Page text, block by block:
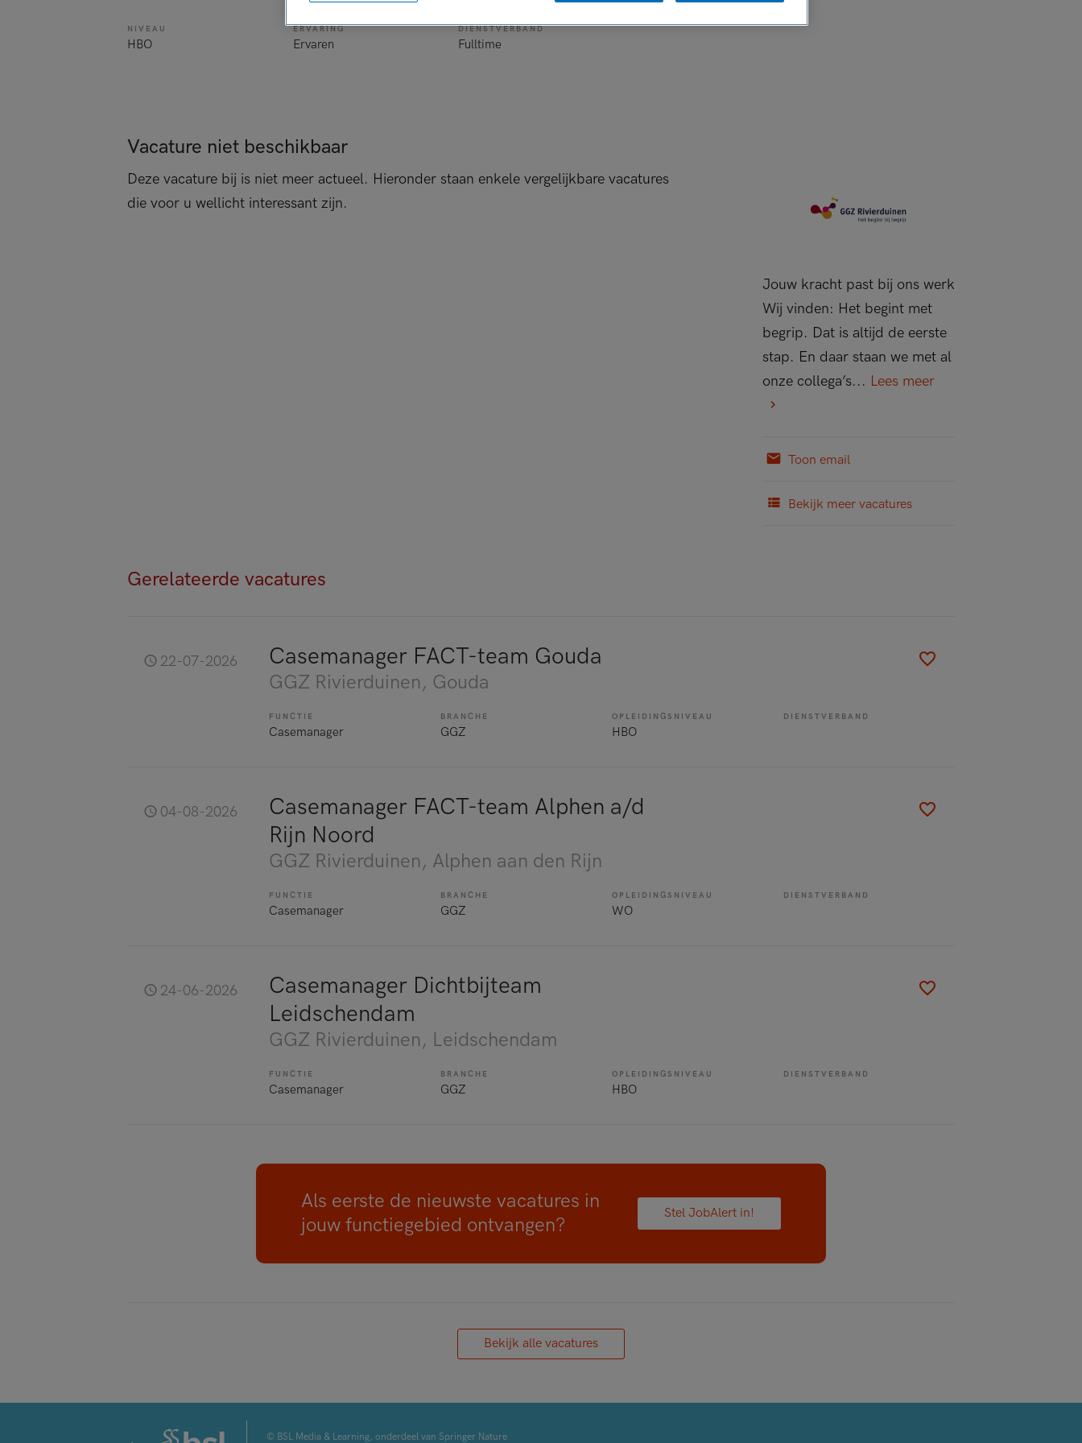
NIVEAU
HBO
ERVARING
Ervaren
DIENSTVERBAND
Fulltime
Vacature niet beschikbaar
Deze vacature bij is niet meer actueel. Hieronder staan enkele vergelijkbare vacatures
die voor u wellicht interessant zijn.
Jouw kracht past bij ons werk
Wij vinden: Het begint met
begrip. Dat is altijd de eerste
stap. En daar staan we met al
onze collega’s... Lees meer
Toon email
Bekijk meer vacatures
Gerelateerde vacatures
22-07-2026 Casemanager FACT-team Gouda
GGZ Rivierduinen, Gouda
FUNCTIE
Casemanager
BRANCHE
GGZ
OPLEIDINGSNIVEAU
HBO
DIENSTVERBAND
04-08-2026
Casemanager FACT-team Alphen a/d
Rijn Noord
GGZ Rivierduinen, Alphen aan den Rijn
FUNCTIE
Casemanager
BRANCHE
GGZ
OPLEIDINGSNIVEAU
WO
DIENSTVERBAND
24-06-2026
Casemanager Dichtbijteam
Leidschendam
GGZ Rivierduinen, Leidschendam
FUNCTIE
Casemanager
BRANCHE
GGZ
OPLEIDINGSNIVEAU
HBO
DIENSTVERBAND
Als eerste de nieuwste vacatures in
jouw functiegebied ontvangen?
Stel JobAlert in!
Bekijk alle vacatures
© BSL Media & Learning, onderdeel van Springer Nature